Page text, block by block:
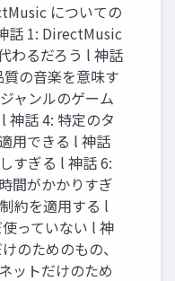
についての
話 1: DirectMusic
わるだろう l 神話
の⾳楽を意味す
ャンルのゲーム
神話 4: 特定のタ
⽤できる l 神話
すぎる l 神話 6:
間がかかりすぎ
約を適⽤する l
っていない l 神
のためのもの、
ットだけのため